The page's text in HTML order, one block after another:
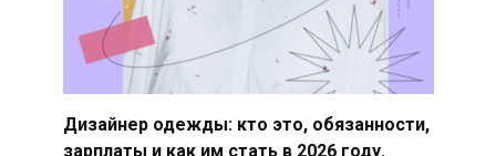
Дизайнер одежды: кто это, обязанности,
зарплаты и как им стать в 2026 году.